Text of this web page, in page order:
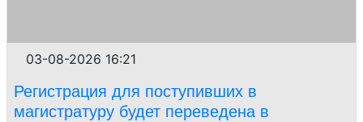
03-08-2026 16:21
Регистрация для поступивших в
магистратуру будет переведена в